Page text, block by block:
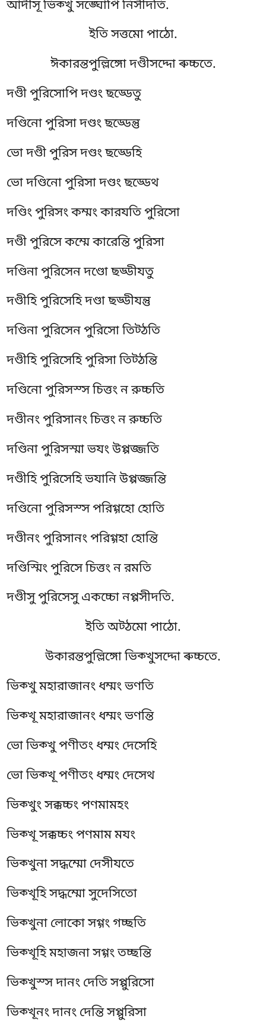
আদীসূ ভিক্খু সঙ্ঘোপি নিসীদতি.
ইতি সত্তমো পাঠো.
ঈকারন্তপুল্লিঙ্গো দণ্ডীসদ্দো ৰুচ্চতে.
দণ্ডী পুরিসোপি দণ্ডং ছড্ডেতু
দণ্ডিনো পুরিসা দণ্ডং ছড্ডেন্তু
ভো দণ্ডী পুরিস দণ্ডং ছড্ডেহি
ভো দণ্ডিনো পুরিসা দণ্ডং ছড্ডেথ
দণ্ডিং পুরিসং কম্মং কারযতি পুরিসো
দণ্ডী পুরিসে কম্মে কারেন্তি পুরিসা
দণ্ডিনা পুরিসেন দণ্ডো ছড্ডীযতু
দণ্ডীহি পুরিসেহি দণ্ডা ছড্ডীযন্তু
দণ্ডিনা পুরিসেন পুরিসো তিট্ঠতি
দণ্ডীহি পুরিসেহি পুরিসা তিট্ঠন্তি
দণ্ডিনো পুরিসস্স চিত্তং ন রুচ্চতি
দণ্ডীনং পুরিসানং চিত্তং ন রুচ্চতি
দণ্ডিনা পুরিসস্মা ভযং উপ্পজ্জতি
দণ্ডীহি পুরিসেহি ভযানি উপ্পজ্জন্তি
দণ্ডিনো পুরিসস্স পরিগ্গহো হোতি
দণ্ডীনং পুরিসানং পরিগ্গহা হোন্তি
দণ্ডিস্মিং পুরিসে চিত্তং ন রমতি
দণ্ডীসু পুরিসেসু একচ্চো নপ্পসীদতি.
ইতি অট্ঠমো পাঠো.
উকারন্তপুল্লিঙ্গো ভিক্খুসদ্দো ৰুচ্চতে.
ভিক্খু মহারাজানং ধম্মং ভণতি
ভিক্খূ মহারাজানং ধম্মং ভণন্তি
ভো ভিক্খু পণীতং ধম্মং দেসেহি
ভো ভিক্খূ পণীতং ধম্মং দেসেথ
ভিক্খুং সক্কচ্চং পণমামহং
ভিক্খূ সক্কচ্চং পণমাম মযং
ভিক্খুনা সদ্ধম্মো দেসীযতে
ভিক্খূহি সদ্ধম্মো সুদেসিতো
ভিক্খুনা লোকো সগ্গং গচ্ছতি
ভিক্খূহি মহাজনা সগ্গং তচ্ছন্তি
ভিক্খুস্সদানং দেতি সপ্পুরিসো
ভিক্খূনং দানং দেন্তি সপ্পুরিসা